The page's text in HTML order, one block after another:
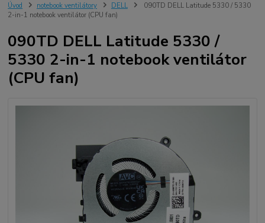
Úvod notebook ventilátory DELL
090TD DELL Latitude 5330 / 5330
2-in-1 notebook ventilátor (CPU fan)
090TD DELL Latitude 5330 /
5330 2-in-1 notebook ventilátor
(CPU fan)